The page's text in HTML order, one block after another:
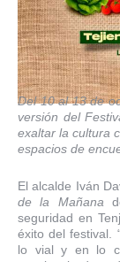
Del 10 al 13 de
versión del
exaltar la cultura
espacios de
El alcalde Iván
de la Mañana
seguridad en
éxito del festival.
lo vial y en lo